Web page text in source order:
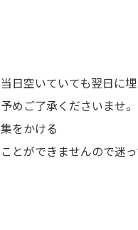
当日空いていても翌日に
予めご了承くださいませ。
集をかける
ことができませんので迷